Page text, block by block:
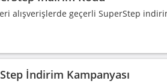
alışverişlerde geçerli SuperStep
İndirim Kampanyası